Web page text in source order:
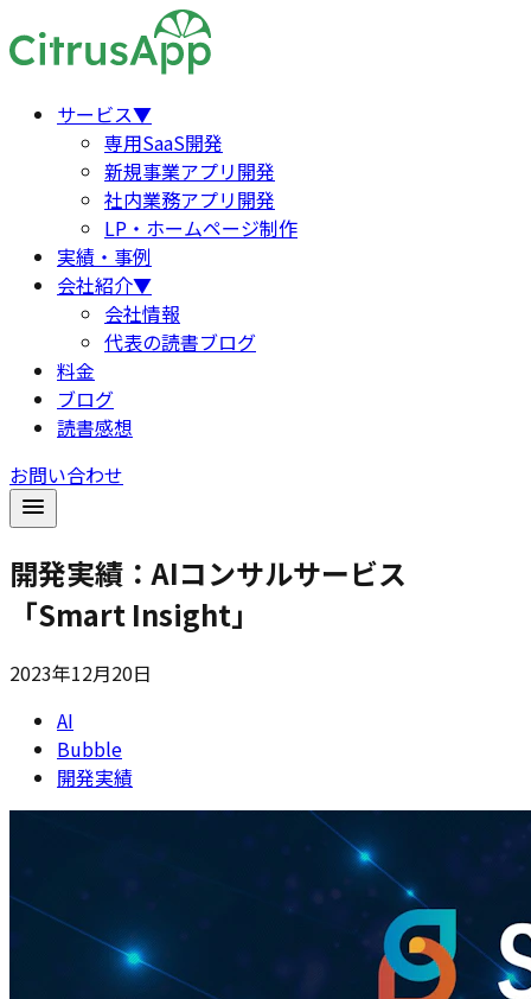
サービス▼
専用SaaS開発
新規事業アプリ開発
社内業務アプリ開発
LP・ホームページ制作
実績・事例
会社紹介▼
会社情報
代表の読書ブログ
料金
ブログ
読書感想
お問い合わせ
開発実績：AIコンサルサービス
「Smart Insight」
2023年12月20日
AI
Bubble
開発実績